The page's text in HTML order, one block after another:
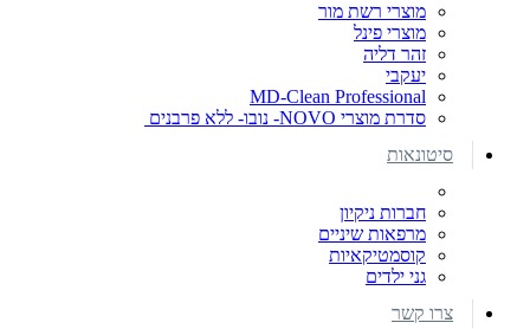
מוצרי רשת מור
מוצרי פינל
זהר דליה
יעקבי
MD-Clean Professional
סדרת מוצרי NOVO- נובו- ללא פרבנים
סיטונאות
חברות ניקיון
מרפאות שיניים
קוסמטיקאיות
גני ילדים
צרו קשר